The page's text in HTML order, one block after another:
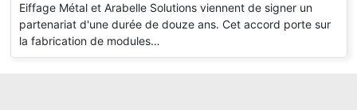
Eiffage Métal et Arabelle Solutions viennent de signer un
partenariat d'une durée de douze ans. Cet accord porte sur
la fabrication de modules…